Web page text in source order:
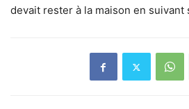
devait rester à la maison en suivant